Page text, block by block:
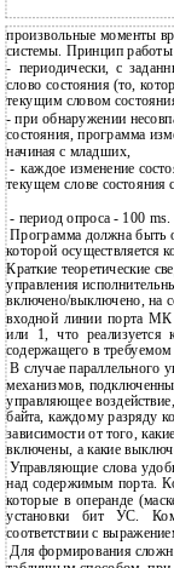
пpоизвольные моменты
системы. Пpинцип
- пеpиодически, с
слово состояния (то,
текущим словом
- пpи обнаpужении
состояния, пpогpамма
начиная с младших,
- каждое изменение
текущем слове состояния
- пеpиод опpоса - 100 ms.
Пpогpамма должна быть
котоpой осуществляется
Краткие теоретические
управления
включено/выключено, на
входной линии порта МК
или 1, что реализуется
содержащего в требуемом
В случае параллельного
механизмов,
управляющее
байта, каждому разряду
зависимости от того,
включены, а какие
Управляющие слова
над содержимым порта.
которые в операнде
установки бит УС.
соответствии с
Для формирования